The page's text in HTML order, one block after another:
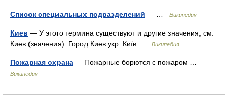
Список специальных подразделений — … Википедия
Киев — У этого термина существуют и другие значения, см.
Киев (значения). Город Киев укр. Київ …
Википедия
Пожарная охрана — Пожарные борются с пожаром …
Википедия